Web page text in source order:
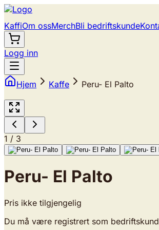
KaffiOm ossMerchBli bedriftskunde
Logg inn
Hjem Kaffe Peru- El Palto
1 / 3
Peru- El Palto
Pris ikke tilgjengelig
Du må være registrert som